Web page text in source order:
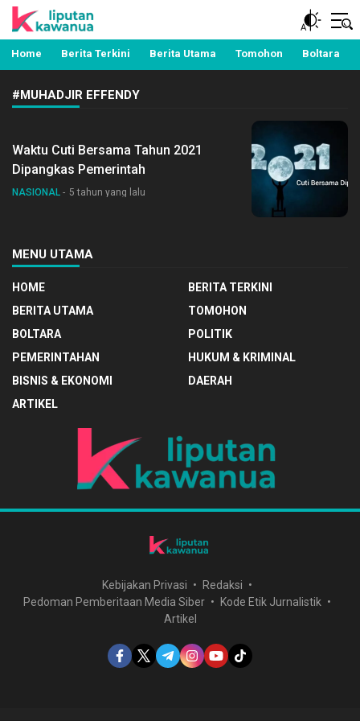
Liputan Kawanua
Berita Manado, Sulawesi Utara, Kawanua, Politik,
Pemerintahan, Hukum Kriminal dan Nasional
Home Berita Terkini Berita Utama Tomohon Boltara
#MUHADJIR EFFENDY
Waktu Cuti Bersama Tahun 2021
Dipangkas Pemerintah
NASIONAL 5 tahun yang lalu
MENU UTAMA
HOME
BERITA TERKINI
BERITA UTAMA
TOMOHON
BOLTARA
POLITIK
PEMERINTAHAN
HUKUM & KRIMINAL
BISNIS & EKONOMI
DAERAH
ARTIKEL
Kebijakan Privasi
Redaksi
Pedoman Pemberitaan Media Siber
Kode Etik Jurnalistik
Artikel